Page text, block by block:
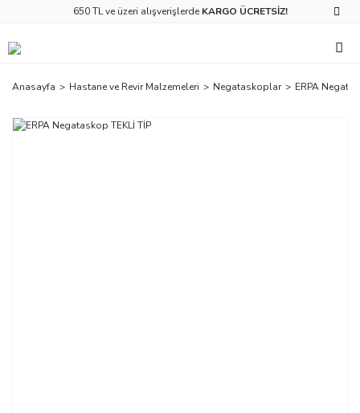
650 TL ve üzeri alışverişlerde KARGO ÜCRETSİZ!
Anasayfa Hastane ve Revir Malzemeleri Negataskoplar ERPA